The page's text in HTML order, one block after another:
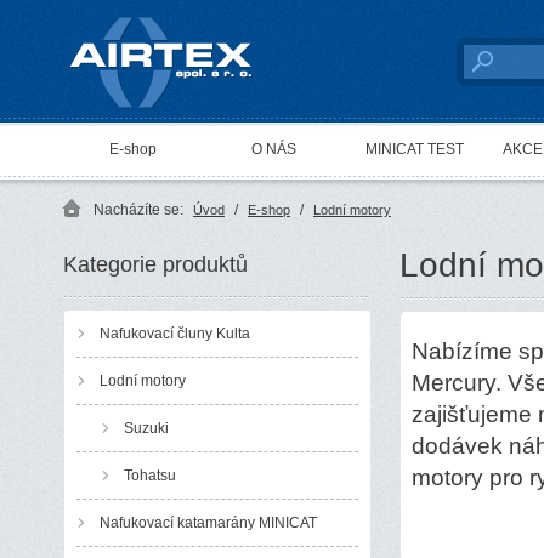
AIRTEX spol. s r. o.
E-shop O NÁS MINICAT TEST
Nacházíte se: Úvod / E-shop / Lodní motory
Kategorie produktů
Nafukovací čluny Kulta
Lodní motory
Suzuki
Tohatsu
Nafukovací katamarány MINICAT
Lodní
Nabízíme
Mercury.
zajišťujeme
dodávek
motory pro